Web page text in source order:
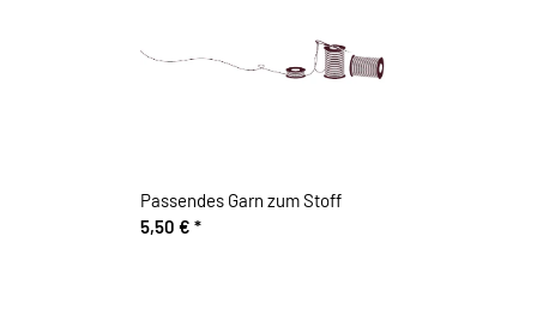
Passendes Garn zum Stoff
5,50 € *